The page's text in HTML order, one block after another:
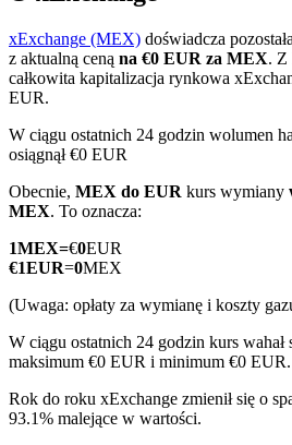
Kontrakty terminowe COIN-M
TradFi
towary
xExchange (MEX) doświadcza
z aktualną ceną na €0 EUR za MEX. Z
całkowita kapitalizacja rynkowa
EUR.
W ciągu ostatnich 24 godzin wolumen
osiągnął €0 EUR
Obecnie, MEX do EUR kurs wymiany
MEX. To oznacza:
1MEX=€0EUR
€1EUR=0MEX
(Uwaga: opłaty za wymianę i koszty
W ciągu ostatnich 24 godzin kurs wahał
maksimum €0 EUR i minimum €0 EUR.
Rok do roku xExchange zmienił się o
93.1% malejące w wartości.